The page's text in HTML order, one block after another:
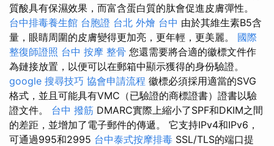
質酸具有保濕效果，而富含蛋白質的肽會促進皮膚彈性。
台中排毒養生館 台胞證 台北 外燴 台中 由於其維生素B5含
量，眼睛周圍的皮膚變得更加亮，更年輕，更美麗。 國際
整復師證照 台中 按摩 整骨 您還需要將合適的徽標文件作
為鏈接放置，以便可以在郵箱中顯示獲得的身份驗證。
google 搜尋技巧 協會申請流程 徽標必須採用適當的SVG
格式，並且可能具有VMC（已驗證的商標證書）證書以驗
證文件。 台中 撥筋 DMARC實際上縮小了SPF和DKIM之間
的差距，並增加了電子郵件的傳遞。 它支持IPv4和IPv6，
可通過995和2995 台中泰式按摩排毒 SSL/TLS的端口提